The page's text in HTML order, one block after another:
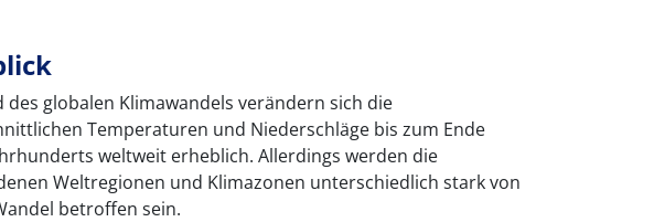
des globalen Klimawandels verändern sich die
Temperaturen und Niederschläge bis zum Ende
weltweit erheblich. Allerdings werden die
Weltregionen und Klimazonen unterschiedlich stark von
betroffen sein.